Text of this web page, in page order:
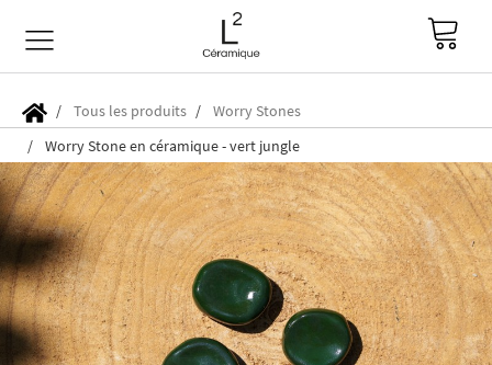
Tous les produits
Worry Stones
Worry Stone en céramique - vert jungle